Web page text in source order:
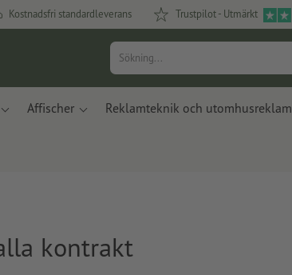
Kostnadsfri standardleverans Trustpilot - Utmärkt
Affischer Reklamteknik och utomhusreklam
kontrakt